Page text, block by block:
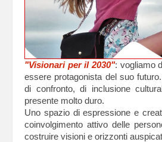
"Visionari per il 2030": vogliamo
essere protagonista del suo
di confronto, di inclusione
presente molto duro.
Uno spazio di espressione e
coinvolgimento attivo delle
costruire visioni e orizzonti